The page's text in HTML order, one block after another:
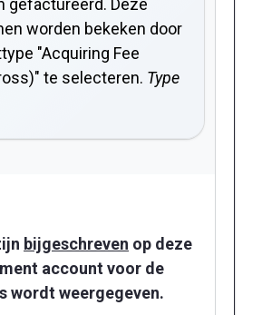
worden bekeken door
"Acquiring Fee
te selecteren. Type
bijgeschreven op deze
account voor de
wordt weergegeven.